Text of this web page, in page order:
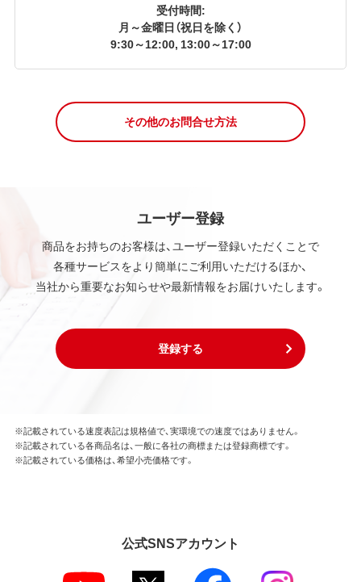
受付時間:
月～金曜日（祝日を除く）
9:30～12:00, 13:00～17:00
その他のお問合せ方法
ユーザー登録
商品をお持ちのお客様は、ユーザー登録いただくことで
各種サービスをより簡単にご利用いただけるほか、
当社から重要なお知らせや最新情報をお届けいたします。
登録する
※記載されている速度表記は規格値で、実環境での速度ではありません。
※記載されている各商品名は、一般に各社の商標または登録商標です。
※記載されている価格は、希望小売価格です。
公式SNSアカウント